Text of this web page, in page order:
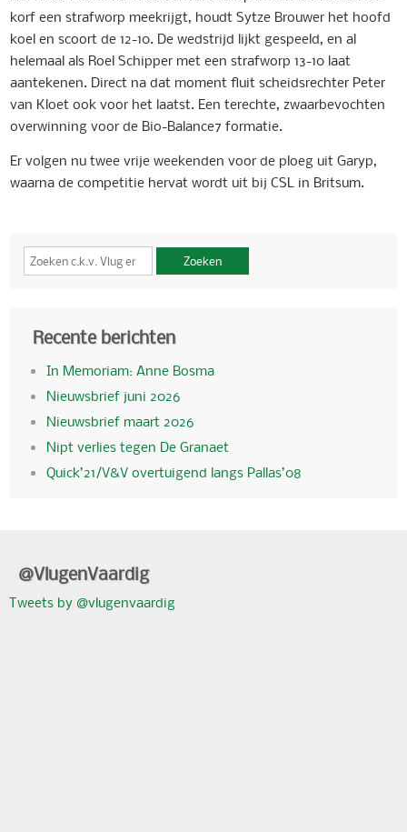
korf een strafworp meekrijgt, houdt Sytze Brouwer het hoofd
koel en scoort de 12-10. De wedstrijd lijkt gespeeld, en al
helemaal als Roel Schipper met een strafworp 13-10 laat
aantekenen. Direct na dat moment fluit scheidsrechter Peter
van Kloet ook voor het laatst. Een terechte, zwaarbevochten
overwinning voor de Bio-Balance7 formatie.
Er volgen nu twee vrije weekenden voor de ploeg uit Garyp,
waarna de competitie hervat wordt uit bij CSL in Britsum.
Zoeken
Recente berichten
In Memoriam: Anne Bosma
Nieuwsbrief juni 2026
Nieuwsbrief maart 2026
Nipt verlies tegen De Granaet
Quick’21/V&V overtuigend langs Pallas’08
@VlugenVaardig
Tweets by @vlugenvaardig